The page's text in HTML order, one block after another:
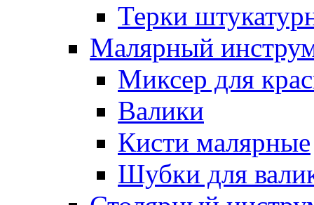
Терки
Малярный
Миксер для
Валики
Кисти малярные
Шубки для